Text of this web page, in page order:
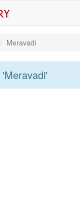
Meravadi
'meravadi'